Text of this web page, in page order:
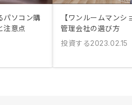
パソコン購
注意点
【ワンルームマン
管理会社の選び方
投資する2023.02.15